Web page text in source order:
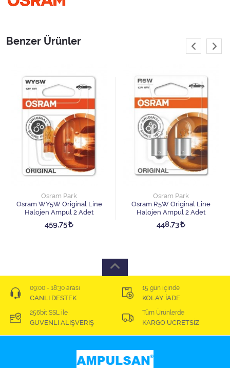
Benzer Ürünler
Osram Park
Osram WY5W Original Line
Halojen Ampul 2 Adet
459,75
Osram Park
Osram R5W Original Line
Halojen Ampul 2 Adet
448,73
09:00 - 18:30 arası
CANLI DESTEK
15 gün içinde
KOLAY İADE
256bit SSL ile
GÜVENLİ ALIŞVERİŞ
Tüm Ürünlerde
KARGO ÜCRETSİZ